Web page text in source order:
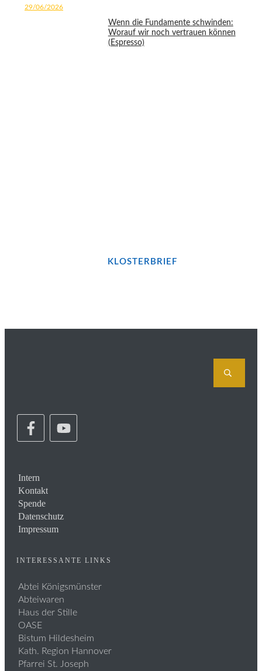
29/06/2026
Wenn die Fundamente schwinden:
Worauf wir noch vertrauen können
(Espresso)
KLOSTERBRIEF
Intern
Kontakt
Spende
Datenschutz
Impressum
INTERESSANTE LINKS
Abtei Königsmünster
Abteiwaren
Haus der Stille
OASE
Bistum Hildesheim
Kath. Region Hannover
Pfarrei St. Joseph